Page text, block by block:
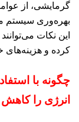
گرمایشی، از
بهره‌وری سیستم
این نکات
کرده و هزینه‌های
چگونه با
انرژی را